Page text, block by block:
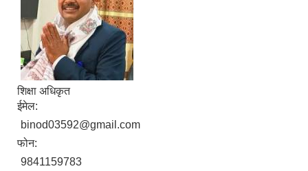
शिक्षा अधिकृत
ईमेल:
binod03592@gmail.com
फोन:
9841159783